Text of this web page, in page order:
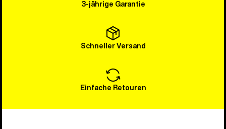
3-jährige Garantie
Schneller Versand
Einfache Retouren